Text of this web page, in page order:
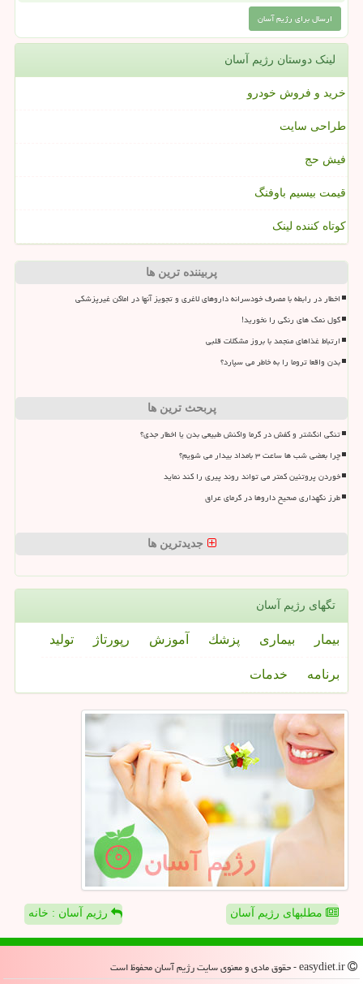
لینک دوستان رژیم آسان
خرید و فروش خودرو
طراحی سایت
فیش حج
قیمت بیسیم باوفنگ
کوتاه کننده لینک
پربیننده ترین ها
اخطار در رابطه با مصرف خودسرانه داروهای لاغری و تجویز آنها در اماکن غیرپزشکی
گول نمک های رنگی را نخورید!
ارتباط غذاهای منجمد با بروز مشکلات قلبی
بدن واقعا تروما را به خاطر می سپارد؟
پربحث ترین ها
تنگی انگشتر و کفش در گرما واکنش طبیعی بدن یا اخطار جدی؟
چرا بعضی شب ها ساعت ۳ بامداد بیدار می شویم؟
خوردن پروتئین کمتر می تواند روند پیری را کند نماید
طرز نگهداری صحیح داروها در گرمای عراق
جدیدترین ها
تگهای رژیم آسان
بیمار بیماری پزشك آموزش رپورتاژ تولید
برنامه خدمات
مطلبهای رژیم آسان رژیم آسان : خانه